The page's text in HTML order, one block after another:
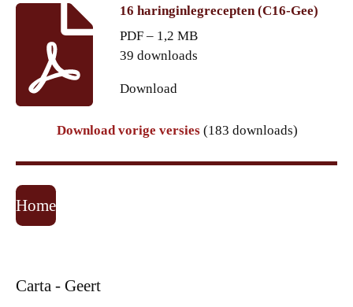
16 haringinlegrecepten (C16-Gee)
PDF – 1,2 MB
39 downloads
Download
Download vorige versies (183 downloads)
Home
Carta - Geert